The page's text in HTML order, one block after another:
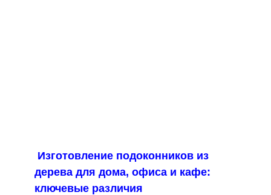
Изготовление подоконников из
дерева для дома, офиса и кафе:
ключевые различия